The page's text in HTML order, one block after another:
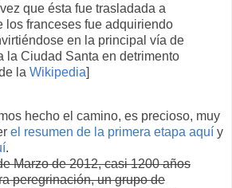
que ésta fue trasladada a
los franceses fue adquiriendo
en la principal vía de
la Ciudad Santa en detrimento
la Wikipedia]
hecho el camino, es precioso, muy
el resumen de la primera etapa aquí y
.
Marzo de 2012, casi 1200 años
peregrinación, un grupo de